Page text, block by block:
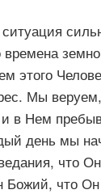
этого
Мы
в Нем
день мы
что
что Он